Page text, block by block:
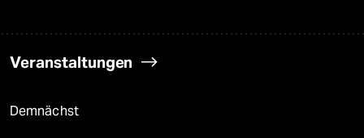
Veranstaltungen
Demnächst